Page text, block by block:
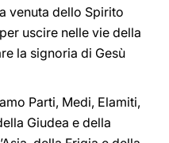
venuta dello Spirito
uscire nelle vie della
la signoria di Gesù
Parti, Medi, Elamiti,
Giudea e della